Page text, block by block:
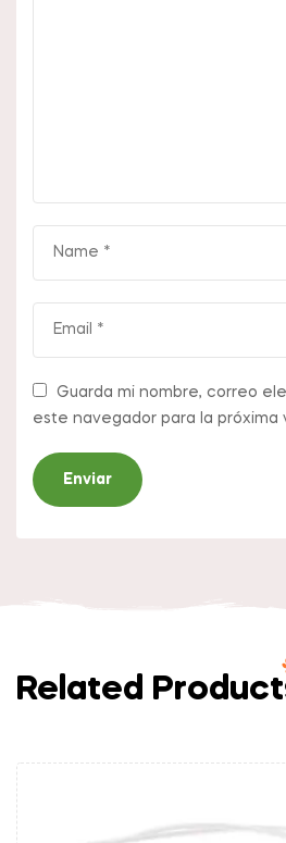
Guarda mi nombre, correo
este navegador para la próxima
Related